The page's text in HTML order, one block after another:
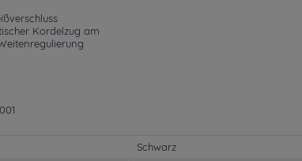
Kordelzug am
Schwarz